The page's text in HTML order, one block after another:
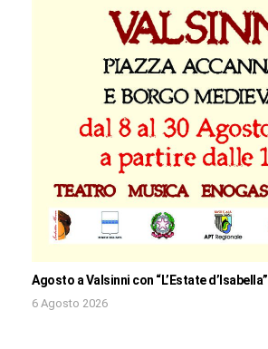
Agosto a Valsinni con “L’Estate d’Isabella”
6 Agosto 2026